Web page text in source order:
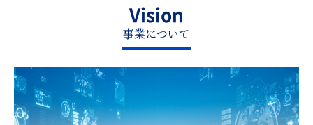
Vision
事業について